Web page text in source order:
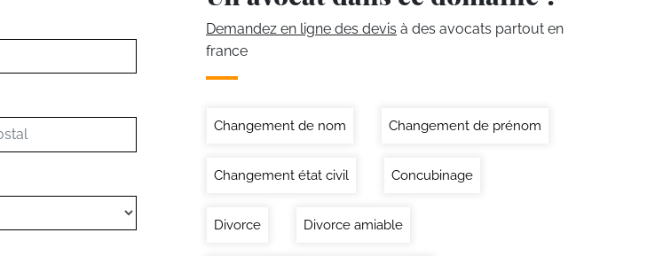
Demandez en ligne des devis à des avocats partout en
france
Changement de nom Changement de prénom
Changement état civil Concubinage
Divorce Divorce amiable